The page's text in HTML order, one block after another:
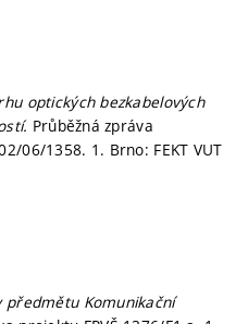
optických bezkabelových
Průběžná zpráva
06/1358. 1. Brno: FEKT VUT
předmětu Komunikační